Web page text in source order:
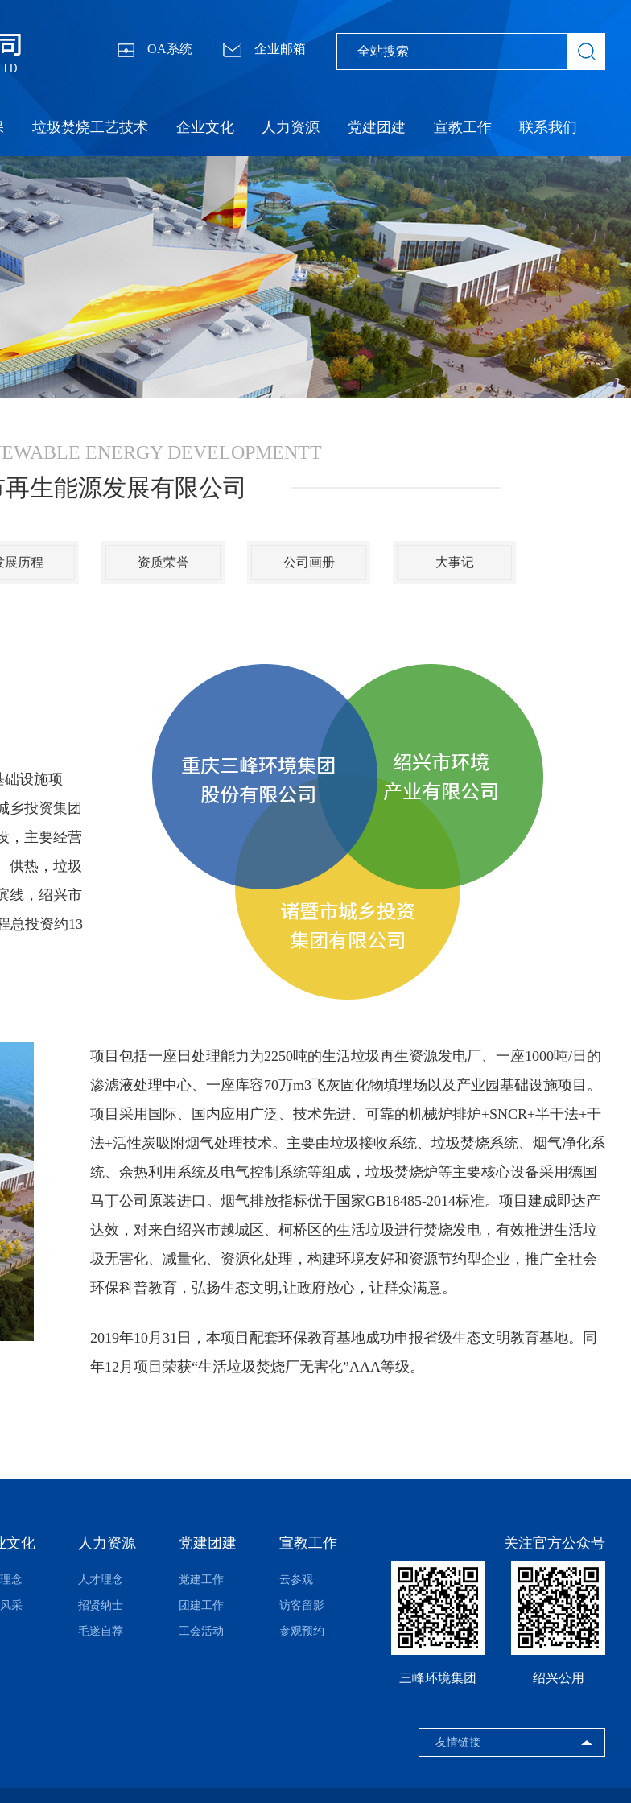
OA系统 企业邮箱
垃圾焚烧工艺技术 企业文化 人力资源 党建团建 宣教工作 联系我们
ENERGY DEVELOPMENTT
生能源发展有限公司
展历程 资质荣誉 公司画册 大事记
础设施项
乡投资集团
，主要经营
供热，垃圾
线，绍兴市
总投资约13
项目包括一座日处理能力为2250吨的生活垃圾再生资源发电厂、一座1000吨/日的
渗滤液处理中心、一座库容70万m3飞灰固化物填埋场以及产业园基础设施项目。
项目采用国际、国内应用广泛、技术先进、可靠的机械炉排炉+SNCR+半干法+干
法+活性炭吸附烟气处理技术。主要由垃圾接收系统、垃圾焚烧系统、烟气净化系
统、余热利用系统及电气控制系统等组成，垃圾焚烧炉等主要核心设备采用德国
马丁公司原装进口。烟气排放指标优于国家GB18485-2014标准。项目建成即达产
达效，对来自绍兴市越城区、柯桥区的生活垃圾进行焚烧发电，有效推进生活垃
圾无害化、减量化、资源化处理，构建环境友好和资源节约型企业，推广全社会
环保科普教育，弘扬生态文明,让政府放心，让群众满意。
2019年10月31日，本项目配套环保教育基地成功申报省级生态文明教育基地。同
年12月项目荣获“生活垃圾焚烧厂无害化”AAA等级。
文化
念
采
人力资源
人才理念
招贤纳士
毛遂自荐
党建团建
党建工作
团建工作
工会活动
宣教工作
云参观
访客留影
参观预约
关注官方公众号
三峰环境集团 绍兴公用